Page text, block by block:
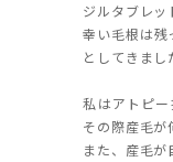
ジルタブレッ
幸い毛根は残
としてきまし
私はアトピ
その際産毛が
また、産毛が